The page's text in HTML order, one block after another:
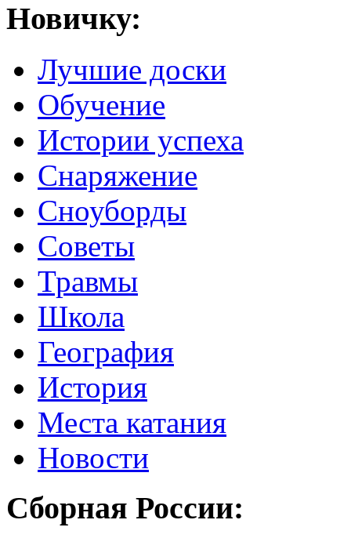
Новичку:
Лучшие доски
Обучение
Истории успеха
Снаряжение
Сноуборды
Советы
Травмы
Школа
География
История
Места катания
Новости
Сборная России: